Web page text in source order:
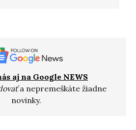
aj na Google NEWS
a nepremeškáte žiadne
novinky.